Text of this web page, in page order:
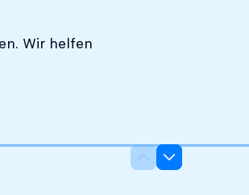
Wir helfen